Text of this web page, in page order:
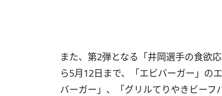
また、第2弾となる「井岡選手の食欲
ら5月12日まで、「エビバーガー」の
バーガー」、「グリルてりやきビー